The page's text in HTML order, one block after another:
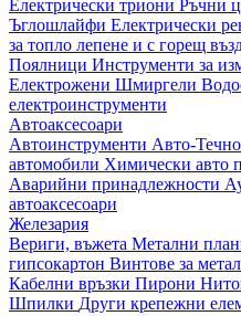
Електрически триони Ръчни
Ъглошлайфи Електрически
за топло лепене и с горещ
Поялници Инструменти за
Електрожени Шмиргели
електроинструменти
Автоаксесоари
Автоинструменти Авто-
автомобили Химически авто
Аварийни принадлежности
автоаксесоари
Железария
Вериги, въжета Метални
гипсокартон Винтове за метал
Кабелни връзки Пирони
Шпилки Други крепежни